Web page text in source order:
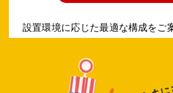
設置環境に応じた最適な構成をご